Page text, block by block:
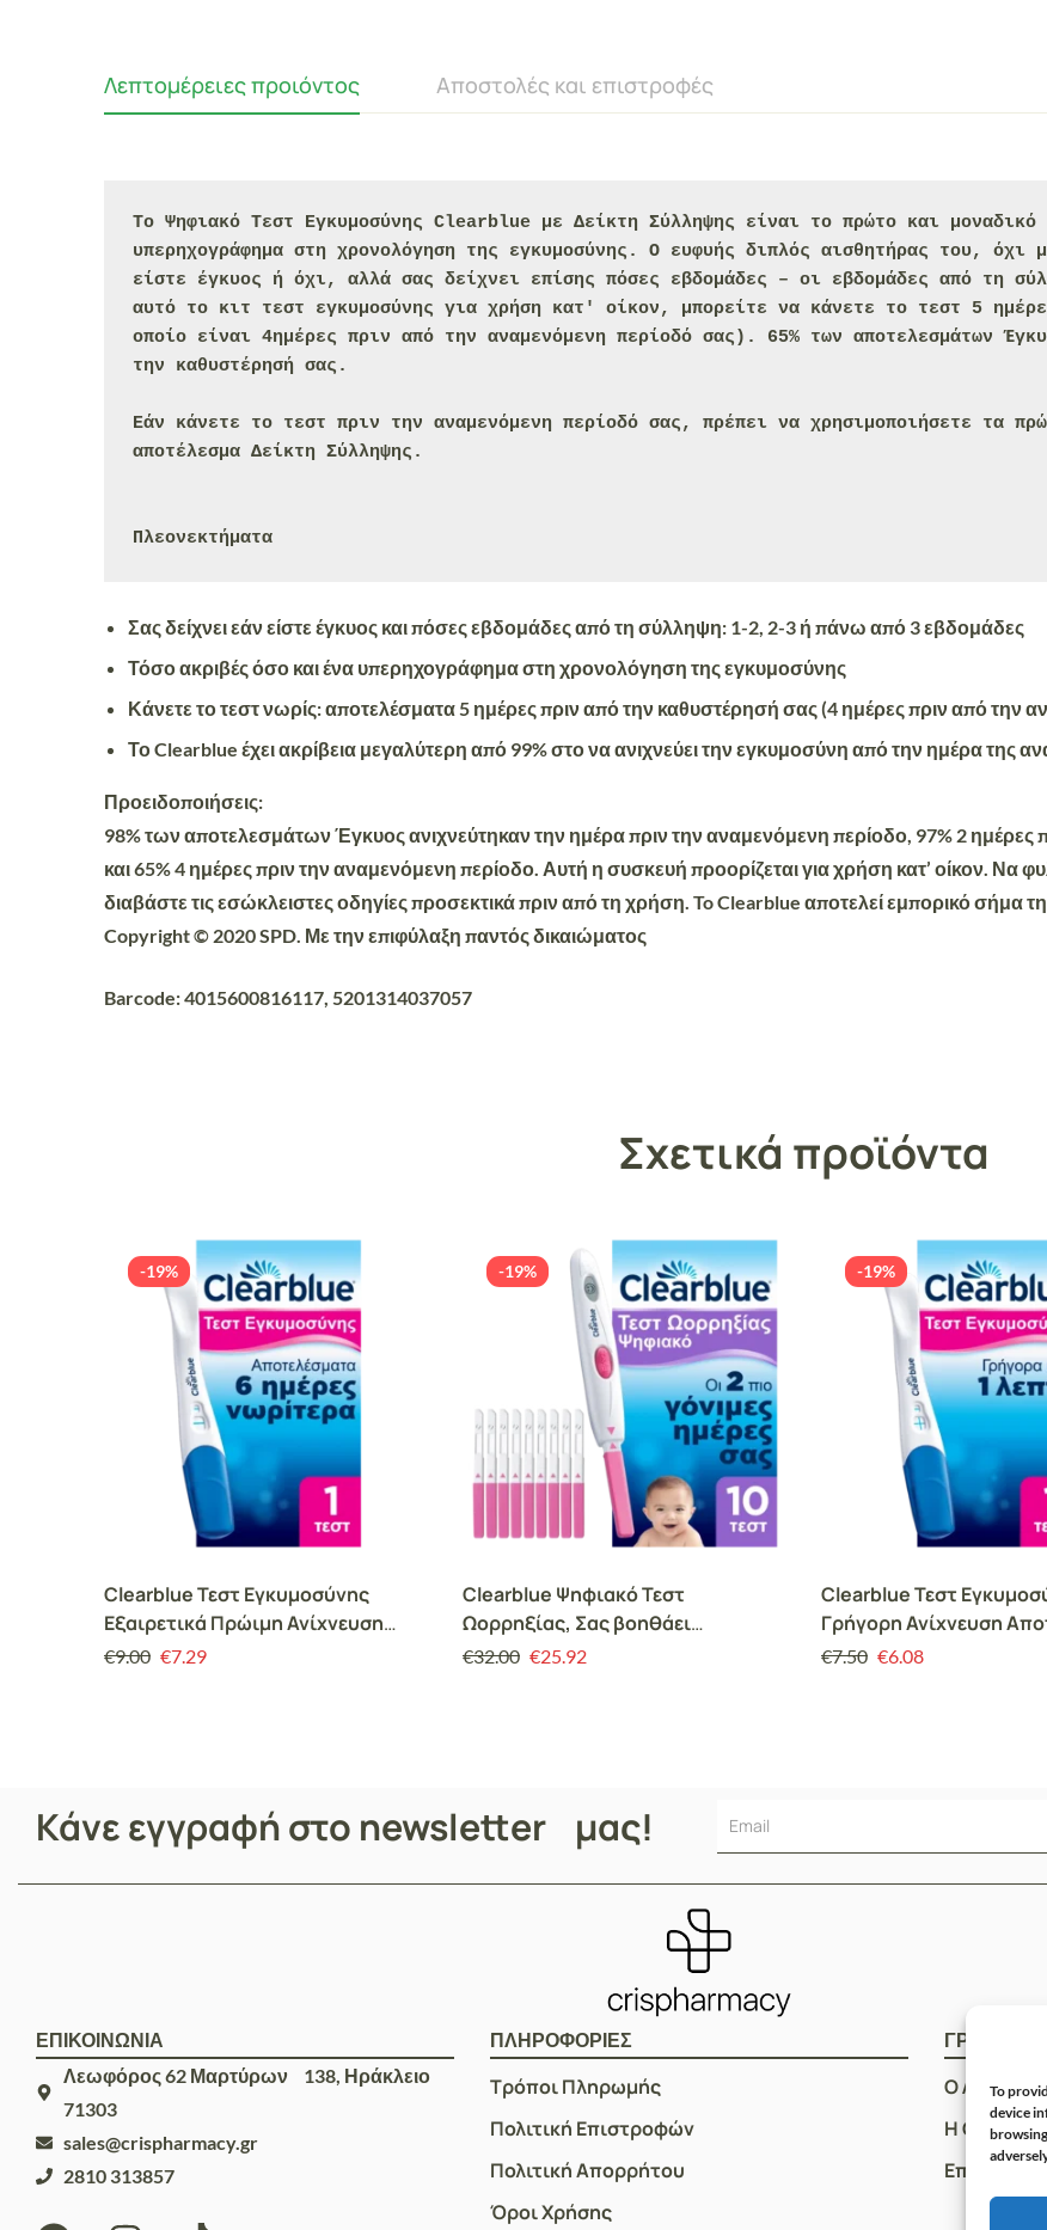
To
device
Λεπτομέρειες προιόντος Αποστολές και επιστροφές
Το Ψηφιακό Τεστ Εγκυμοσύνης Clearblue με Δείκτη Σύλληψης είναι το πρώτο και
υπερηχογράφημα στη χρονολόγηση της εγκυμοσύνης. Ο ευφυής διπλός αισθητήρας του, όχι
είστε έγκυος ή όχι, αλλά σας δείχνει επίσης πόσες εβδομάδες – οι εβδομάδες από τη
αυτό το κιτ τεστ εγκυμοσύνης για χρήση κατ' οίκον, μπορείτε να κάνετε το τεστ 5
οποίο είναι 4ημέρες πριν από την αναμενόμενη περίοδό σας). 65% των αποτελεσμάτων
την καθυστέρησή σας .
Εάν κάνετε το τεστ πριν την αναμενόμενη περίοδό σας, πρέπει να χρησιμοποιήσετε τα
αποτέλεσμα Δείκτη Σύλληψης.
Πλεονεκτήματα
Σας δείχνει εάν είστε έγκυος και πόσες εβδομάδες από τη σύλληψη: 1-2, 2-3 ή πάνω από 3 εβδομάδες
Τόσο ακριβές όσο και ένα υπερηχογράφημα στη χρονολόγηση της εγκυμοσύνης
Κάνετε το τεστ νωρίς: αποτελέσματα 5 ημέρες πριν από την καθυστέρησή σας (4 ημέρες πριν από την
Το Clearblue έχει ακρίβεια μεγαλύτερη από 99% στο να ανιχνεύει την εγκυμοσύνη από την ημέρα της
Προειδοποιήσεις:
98% των αποτελεσμάτων Έγκυος ανιχνεύτηκαν την ημέρα πριν την αναμενόμενη περίοδο, 97% 2 ημέρες
και 65% 4 ημέρες πριν την αναμενόμενη περίοδο. Αυτή η συσκευή προορίζεται για χρήση κατ’ οίκον. Να
διαβάστε τις εσώκλειστες οδηγίες προσεκτικά πριν από τη χρήση. To Clearblue αποτελεί εμπορικό σήμα
Copyright © 2020 SPD. Με την επιφύλαξη παντός δικαιώματος
Barcode: 4015600816117, 5201314037057
Σχετικά προϊόντα
-19%
Clearblue Τεστ Εγκυμοσύνης
Εξαιρετικά Πρώιμη Ανίχνευση
10mIU Value Pack, Αποτελέσματα 6
€9.00 €7.29
-19%
Clearblue Ψηφιακό Τεστ
Ωορρηξίας, Σας βοηθάει
αποδεδειγμένα να μείνετε έγκυος,
€32.00 €25.92
-19%
Clearblue Τεστ
Γρήγορη Ανίχνευση
μόλις σε 1 λεπτό 1τμχ
€7.50 €6.08
Κάνε εγγραφή στο newsletter μας!
ΕΠΙΚΟΙΝΩΝΙΑ
Λεωφόρος 62 Μαρτύρων 138, Ηράκλειο
71303
sales@crispharmacy.gr
2810 313857
ΠΛΗΡΟΦΟΡΙΕΣ
Τρόποι Πληρωμής
Πολιτική Επιστροφών
Πολιτική Απορρήτου
Όροι Χρήσης
ΓΡΗΓΟΡOI
Ο
Η Ομάδα
Επικοινωνία